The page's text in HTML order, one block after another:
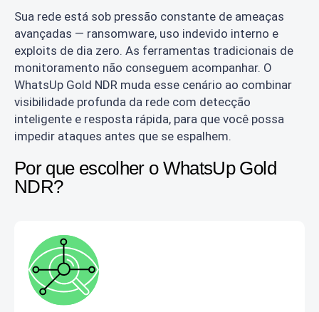
Sua rede está sob pressão constante de ameaças
avançadas — ransomware, uso indevido interno e
exploits de dia zero. As ferramentas tradicionais de
monitoramento não conseguem acompanhar. O
WhatsUp Gold NDR muda esse cenário ao combinar
visibilidade profunda da rede com detecção
inteligente e resposta rápida, para que você possa
impedir ataques antes que se espalhem.
Por que escolher o WhatsUp Gold
NDR?